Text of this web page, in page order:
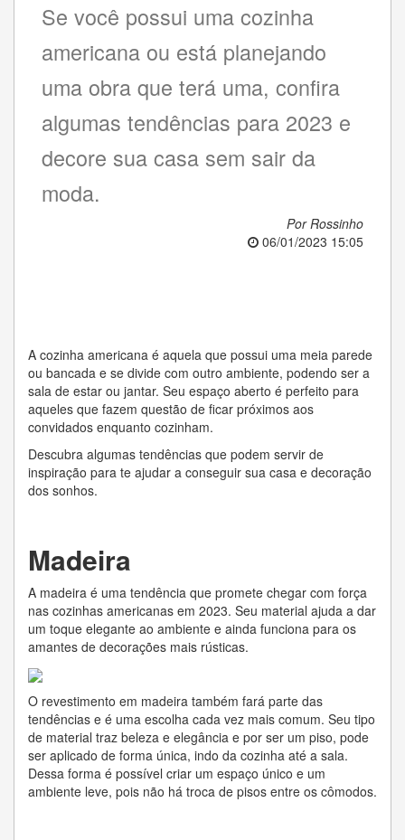
Se você possui uma cozinha
americana ou está planejando
uma obra que terá uma, confira
algumas tendências para 2023 e
decore sua casa sem sair da
moda.
Por Rossinho
06/01/2023 15:05
A cozinha americana é aquela que possui uma meia parede
ou bancada e se divide com outro ambiente, podendo ser a
sala de estar ou jantar. Seu espaço aberto é perfeito para
aqueles que fazem questão de ficar próximos aos
convidados enquanto cozinham.
Descubra algumas tendências que podem servir de
inspiração para te ajudar a conseguir sua casa e decoração
dos sonhos.
Madeira
A madeira é uma tendência que promete chegar com força
nas cozinhas americanas em 2023. Seu material ajuda a dar
um toque elegante ao ambiente e ainda funciona para os
amantes de decorações mais rústicas.
O revestimento em madeira também fará parte das
tendências e é uma escolha cada vez mais comum. Seu tipo
de material traz beleza e elegância e por ser um piso, pode
ser aplicado de forma única, indo da cozinha até a sala.
Dessa forma é possível criar um espaço único e um
ambiente leve, pois não há troca de pisos entre os cômodos.